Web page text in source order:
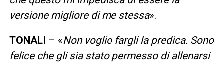
versione migliore di me stessa».
TONALI – «Non voglio fargli la predica. Sono
felice che gli sia stato permesso di allenarsi